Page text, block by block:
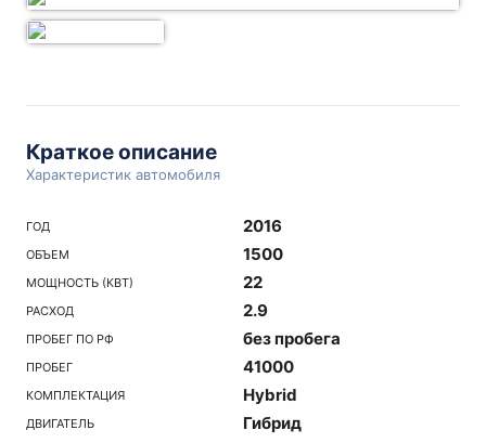
Краткое описание
Характеристик автомобиля
ГОД 2016
ОБЪЕМ 1500
МОЩНОСТЬ (КВТ) 22
РАСХОД 2.9
ПРОБЕГ ПО РФ без пробега
ПРОБЕГ 41000
КОМПЛЕКТАЦИЯ Hybrid
ДВИГАТЕЛЬ Гибрид